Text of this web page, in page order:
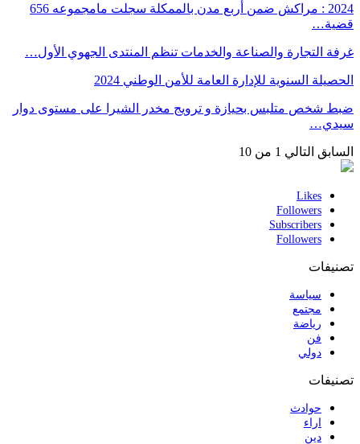
2024 : مراكش ضمن أربع مدن بالممكلة سجلت مامجموعه 656
قضية…
غرفة التجارة والصناعة والخدمات تنظم المنتدى الجهوي الأول…
الحصيلة السنوية للإدارة العامة للأمن الوطني 2024
ضبط شخص متلبس بحيازة و ترويج مخدر الشيرا على مستوى دوار
سيدي…
السابق التالي 1 من 10
Likes
Followers
Subscribers
Followers
تصنيفات
سياسة
مجتمع
رياضة
فن
دولي
تصنيفات
حوادث
اراء
دين